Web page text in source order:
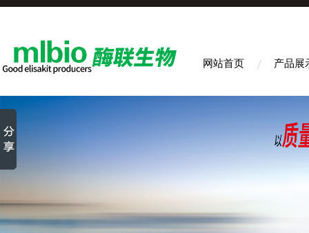
网站首页 产品展